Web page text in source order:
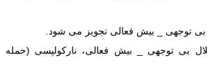
توجهی _ بیش فعالی تجویز می شود.
بی توجهی _ بیش فعالی، ناركولپسی (حمله